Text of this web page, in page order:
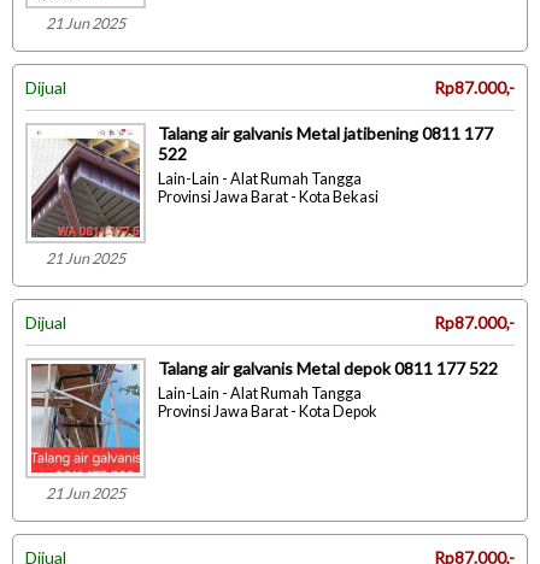
21 Jun 2025
Dijual Rp87.000,-
21 Jun 2025
Talang air galvanis Metal jatibening 0811 177
522
Lain-Lain - Alat Rumah Tangga
Provinsi Jawa Barat - Kota Bekasi
Dijual Rp87.000,-
21 Jun 2025
Talang air galvanis Metal depok 0811 177 522
Lain-Lain - Alat Rumah Tangga
Provinsi Jawa Barat - Kota Depok
Dijual Rp87.000,-